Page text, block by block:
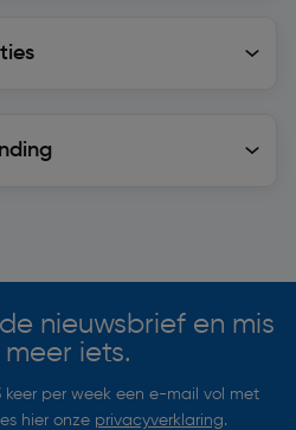
nieuwsbrief en mis
iets.
per week een e-mail vol met
hier onze privacyverklaring.